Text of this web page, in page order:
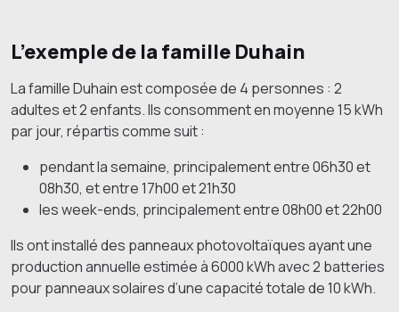
L’exemple de la famille Duhain
La famille Duhain est composée de 4 personnes : 2
adultes et 2 enfants. Ils consomment en moyenne 15 kWh
par jour, répartis comme suit :
pendant la semaine, principalement entre 06h30 et
08h30, et entre 17h00 et 21h30
les week-ends, principalement entre 08h00 et 22h00
Ils ont installé des panneaux photovoltaïques ayant une
production annuelle estimée à 6000 kWh avec 2 batteries
pour panneaux solaires d’une capacité totale de 10 kWh.